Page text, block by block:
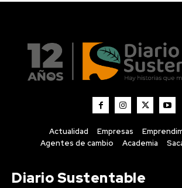
Actualidad Empresas
Agentes de cambio
Academia
Diario Sustentable